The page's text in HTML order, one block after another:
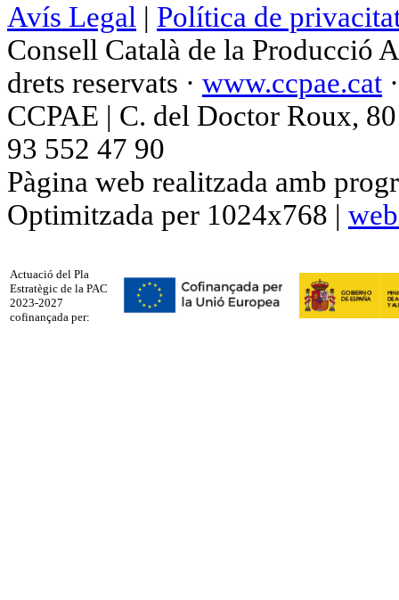
Avís Legal | Política de
Consell Català de la Producció
drets reservats · www.ccpae.cat
CCPAE | C. del Doctor Roux,
93 552 47 90
Pàgina web realitzada amb
Optimitzada per 1024x768 |
Actuació del Pla
Estratègic de la PAC
2023-2027
cofinançada per: